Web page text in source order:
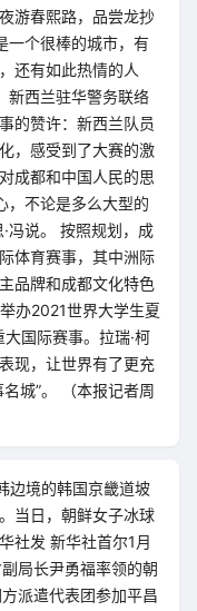
游春熙路，品尝龙抄
一个很棒的城市，有
还有如此热情的人
新西兰驻华警务联络
的赞许：新西兰队员
，感受到了大赛的激
成都和中国人民的思
，不论是多么大型的
冯说。 按照规划，成
体育赛事，其中洲际
品牌和成都文化特色
办2021世界大学生夏
国际赛事。拉瑞·柯
现，让世界有了更充
城”。 （本报记者周
边境的韩国京畿道坡
当日，朝鲜女子冰球
社发 新华社首尔1月
局长尹勇福率领的朝
派遣代表团参加平昌